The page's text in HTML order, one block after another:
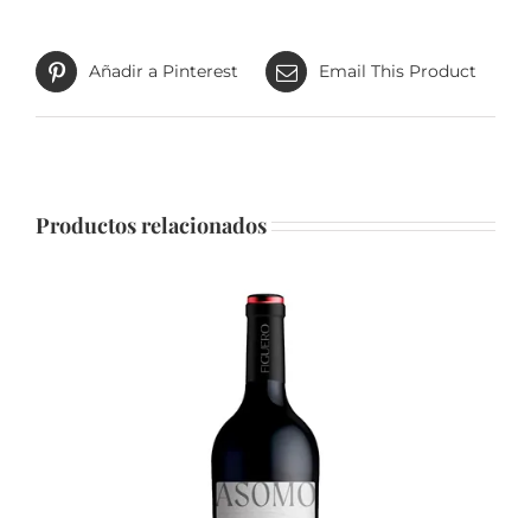
Añadir a Pinterest Email This Product
Productos relacionados